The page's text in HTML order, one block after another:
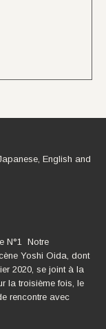
English and
N°1 Notre
Yoshi Oida, dont
2020, se joint à la
la troisième fois, le
rencontre avec